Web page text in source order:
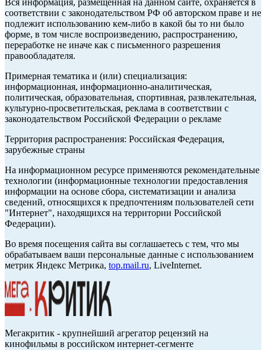
Вся информация, размещенная на данном сайте, охраняется в
соответствии с законодательством РФ об авторском праве и не
подлежит использованию кем-либо в какой бы то ни было
форме, в том числе воспроизведению, распространению,
переработке не иначе как с письменного разрешения
правообладателя.
Примерная тематика и (или) специализация:
информационная, информационно-аналитическая,
политическая, образовательная, спортивная, развлекательная,
культурно-просветительская, реклама в соответствии с
законодательством Российской Федерации о рекламе
Территория распространения: Российская Федерация,
зарубежные страны
На информационном ресурсе применяются рекомендательные
технологии (информационные технологии предоставления
информации на основе сбора, систематизации и анализа
сведений, относящихся к предпочтениям пользователей сети
"Интернет", находящихся на территории Российской
Федерации).
Во время посещения сайта вы соглашаетесь с тем, что мы
обрабатываем ваши персональные данные с использованием
метрик Яндекс Метрика, top.mail.ru, LiveInternet.
Мегакритик - крупнейший агрегатор рецензий на
кинофильмы в российском интернет-сегменте